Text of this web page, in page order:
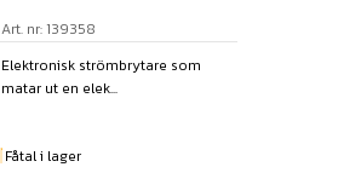
Art. nr: 139358
Elektronisk strömbrytare som
matar ut en elek...
Fåtal i lager